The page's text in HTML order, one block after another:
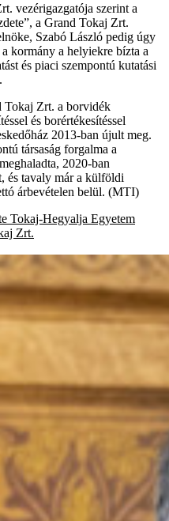
vezérigazgatója szerint a
a Grand Tokaj Zrt.
Szabó László pedig úgy
kormány a helyiekre bízta a
és piaci szempontú kutatási
Tokaj Zrt. a borvidék
és borértékesítéssel
2013-ban újult meg.
társaság forgalma a
2020-ban
és tavaly már a külföldi
árbevételen belül. (MTI)
Tokaj-Hegyalja Egyetem
Zrt.